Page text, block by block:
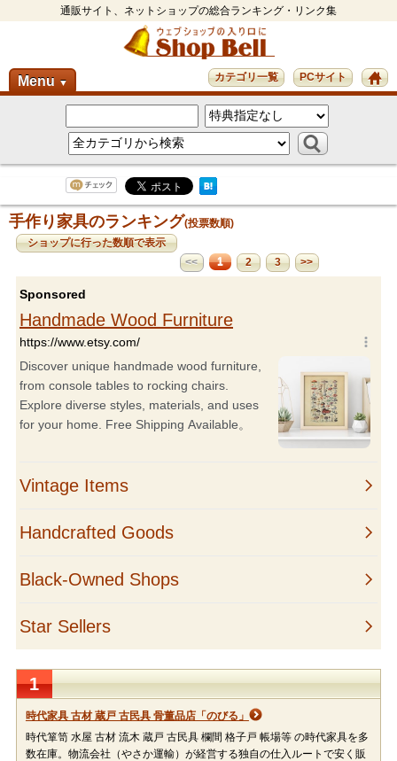
通販サイト、ネットショップの総合ランキング・リンク集
Menu ▼ PCサイト
カテゴリ一覧
手作り家具のランキング(投票数順)
ショップに行った数順で表示
<<
1 2 3 >>
1
時代家具 古材 蔵戸 古民具 骨董品店「のびる」
時代箪笥 水屋 古材 流木 蔵戸 古民具 欄間 格子戸 帳場等 の時代家具を多
数在庫。物流会社（やさか運輸）が経営する独自の仕入ルートで安く販